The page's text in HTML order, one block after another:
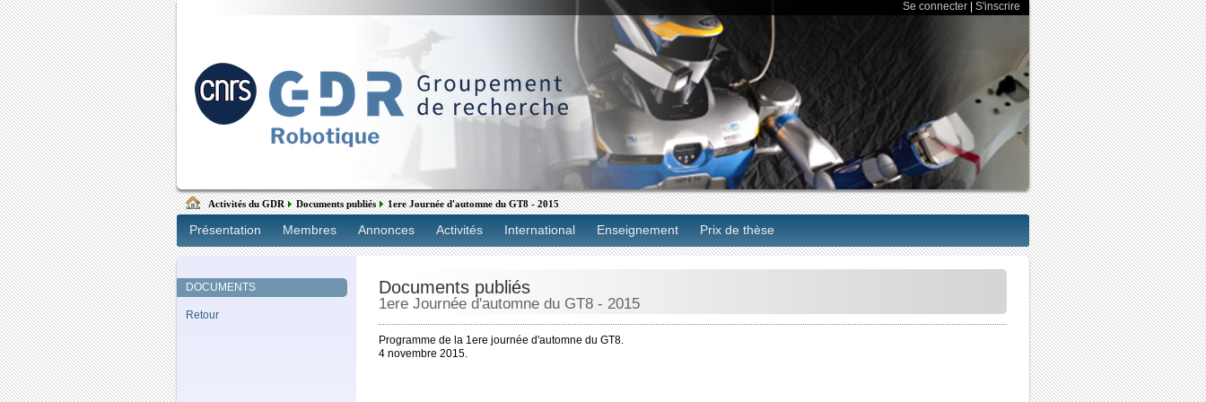
Se connecter S'inscrire
Activités du GDR Documents publiés 1ere Journée d'automne du GT8 - 2015
Présentation Membres Annonces Activités International Enseignement Prix de thèse
DOCUMENTS
Retour
Documents publiés
1ere Journée d'automne du GT8 - 2015
Programme de la 1ere journée d'automne du GT8.
4 novembre 2015.